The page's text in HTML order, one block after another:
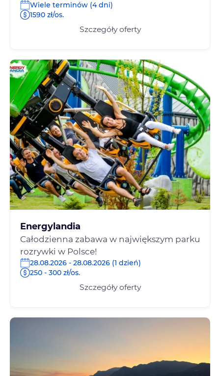
Wiele terminów (4 dni)
1590 zł/os.
Szczegóły oferty
Energylandia
Całodzienna zabawa w największym parku
rozrywki w Polsce!
28.08.2026 - 28.08.2026 (1 dzień)
250 - 300 zł/os.
Szczegóły oferty